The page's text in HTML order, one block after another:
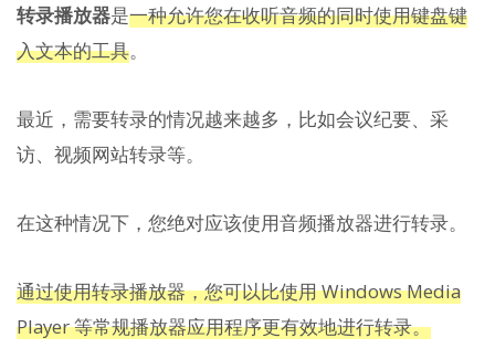
转录播放器是一种允许您在收听音频的同时使用键盘键
入文本的工具。
最近，需要转录的情况越来越多，比如会议纪要、采
访、视频网站转录等。
在这种情况下，您绝对应该使用音频播放器进行转录。
通过使用转录播放器，您可以比使用 Windows Media
Player 等常规播放器应用程序更有效地进行转录。